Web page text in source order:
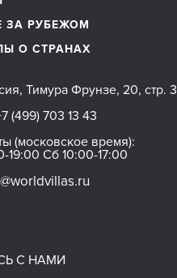
ЗА РУБЕЖОМ
О СТРАНАХ
Тимура Фрунзе, 20, стр. 3
(499) 703 13 43
(московское время):
19:00 Сб 10:00-17:00
С НАМИ